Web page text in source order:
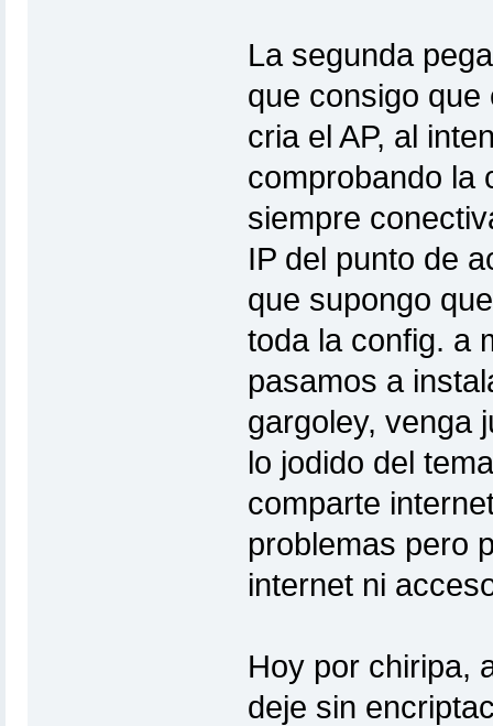
La segunda
que consigo que
cria el AP, al
comprobando la
siempre
IP del punto de
que supongo
toda la config. a
pasamos a
gargoley, venga
lo jodido del
comparte
problemas pero
internet ni
Hoy por chiripa,
deje sin